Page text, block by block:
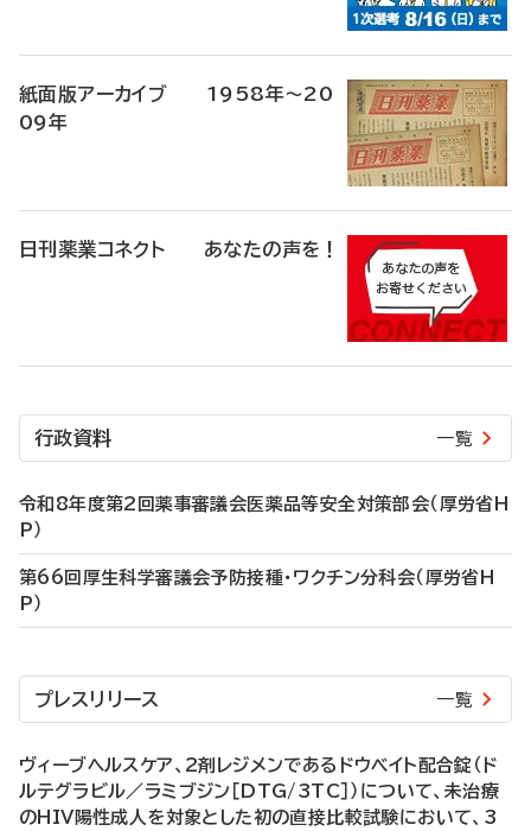
紙面版アーカイブ 1958年～20
09年
日刊薬業コネクト あなたの声を！
行政資料 一覧
令和8年度第2回薬事審議会医薬品等安全対策部会（厚労省H
P）
第66回厚生科学審議会予防接種・ワクチン分科会（厚労省H
P）
プレスリリース 一覧
ヴィーブヘルスケア、2剤レジメンであるドウベイト配合錠（ド
ルテグラビル／ラミブジン［DTG/3TC］）について、未治療
のHIV陽性成人を対象とした初の直接比較試験において、3